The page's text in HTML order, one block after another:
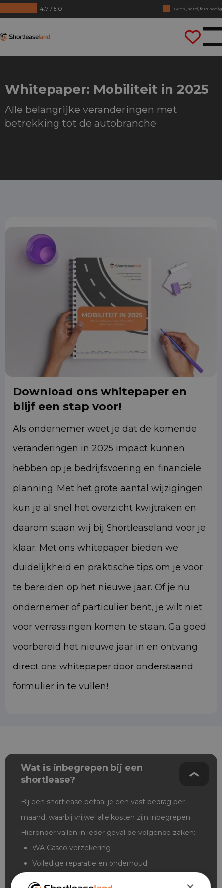
4.7 / 5.0
Geen jaarcijfers nodig
Direct rijden
Whitepaper: Mobiliteit in 2025
Alle belangrijke veranderingen met
betrekking tot de autobranche
Download ons whitepaper en
blijf een stap voor!
Als ondernemer weet je dat de komende
veranderingen in 2025 impact kunnen
hebben op je bedrijfsvoering en financiële
planning. Met het grote aantal wijzigingen
kun je al snel het overzicht kwijtraken en
daarom staan wij bij Shortleaseland voor je
klaar. Met ons whitepaper bieden we
duidelijkheid en praktische tips om je voor
te bereiden op het nieuwe jaar. Of je nu
ondernemer of particulier bent, je wilt niet
voor verrassingen komen te staan. Ga goed
voorbereid het nieuwe jaar in en ontvang
direct ons whitepaper door onderstaand
formulier in te vullen!
Wat is inbegrepen bij een
shortlease?
Bij een shortlease betaal je een vast bedrag per
maand, waarbij vrijwel alle kosten zijn inbegrepen.
Hieronder vallen in ieder geval de volgende zaken:
WA Casco verzekering
Volledige reparatie en onderhoud